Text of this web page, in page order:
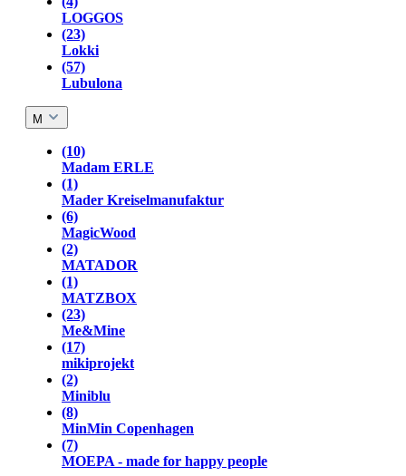
LOGGOS
(23)
Lokki
(57)
Lubulona
M
(10)
Madam ERLE
(1)
Mader Kreiselmanufaktur
(6)
MagicWood
(2)
MATADOR
(1)
MATZBOX
(23)
Me&Mine
(17)
mikiprojekt
(2)
Miniblu
(8)
MinMin Copenhagen
(7)
MOEPA - made for happy people